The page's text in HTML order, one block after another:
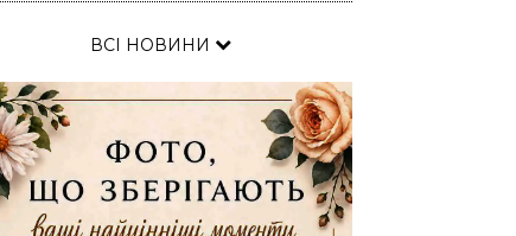
ВСІ НОВИНИ